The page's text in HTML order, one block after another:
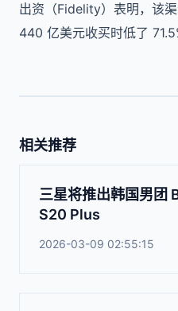
出资（Fidelity）表明，该
440 亿美元收买时低了
相关推荐
三星将推出韩国男团
S20 Plus
2026-03-09 02:55:15